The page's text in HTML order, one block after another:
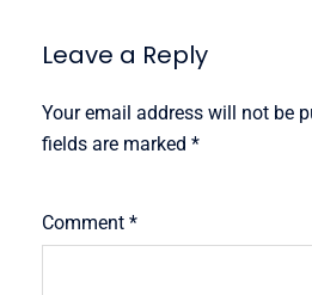
Leave a Reply
Your email address will not be
fields are marked *
Comment *